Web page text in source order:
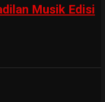
Musik Edisi